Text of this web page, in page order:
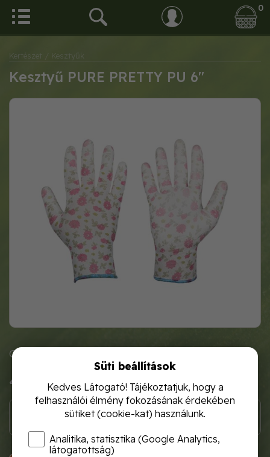
0
Kertészet / Kesztyűk
Kesztyű PURE PRETTY PU 6"
Cikkszám: 1503079
400 Ft
Süti beállítások
Kedves Látogató! Tájékoztatjuk, hogy a
felhasználói élmény fokozásának érdekében
sütiket (cookie-kat) használunk.
Analitika, statisztika (Google Analytics,
látogatottság)